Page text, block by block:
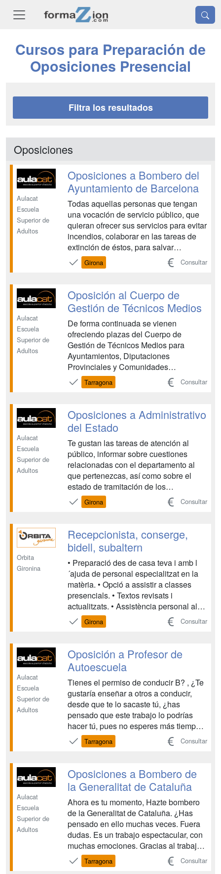
Cursos para Preparación de
Oposiciones Presencial
Filtra los resultados
Oposiciones
Aulacat
Escuela
Superior de
Adultos
Oposiciones a Bombero del
Ayuntamiento de Barcelona
Todas aquellas personas que tengan
una vocación de servicio público, que
quieran ofrecer sus servicios para evitar
incendios, colaborar en las tareas de
extinción de éstos, para salvar
personas atrapadas en pisos, locales,
incendios, accidentes de tráfico etc. . A
conseguir un trabajo bien considerado
por la socieda...
Girona Consultar
Aulacat
Escuela
Superior de
Adultos
Oposición al Cuerpo de
Gestión de Técnicos Medios
De forma continuada se vienen
ofreciendo plazas del Cuerpo de
Gestión de Técnicos Medios para
Ayuntamientos, Diputaciones
Provinciales y Comunidades
Autónomas. No es una convocatoria
nacional que sale una vez al año. La
convocatorias anualmente, y por lo
tanto hay mas posibilidades de
presentarse a diferentes Ayuntami...
Tarragona Consultar
Aulacat
Escuela
Superior de
Adultos
Oposiciones a Administrativo
del Estado
Te gustan las tareas de atención al
público, informar sobre cuestiones
relacionadas con el departamento al
que pertenezcas, así como sobre el
estado de tramitación de los
expedientes, de acuerdo con las
instrucciones recibidas del superior
administrativas elementales con
instrucciones recibidas o normas
existentes....
Girona Consultar
Orbita
Gironina
Recepcionista, conserge,
bidell, subaltern
• Preparació des de casa teva i amb l
´ajuda de personal especialitzat en la
matèria. • Opció a assistir a classes
presencials. • Textos revisats i
actualitzats. • Assistència personal al
centre, o bé seguiment per correu, fax o
telèfon, durant tot el període de
puguin sorgir. • Cada unitat didàcti...
Girona Consultar
Aulacat
Escuela
Superior de
Adultos
Oposición a Profesor de
Autoescuela
Tienes el permiso de conducir B? , ¿Te
gustaría enseñar a otros a conducir,
desde que te lo sacaste tú, ¿has
pensado que este trabajo lo podrías
hacer tú, pues no esperes más tiempo y
decídete ya. Es un trabajo con gran
demanda muy gratificante y muy * bién
Dirección General de Tráfico (desde
Madrid) como el Se...
Tarragona Consultar
Aulacat
Escuela
Superior de
Adultos
Oposiciones a Bombero de
la Generalitat de Cataluña
Ahora es tu momento, Hazte bombero
de la Generalitat de Cataluña. ¿Has
pensado en ello muchas veces. Fuera
dudas. Es un trabajo espectacular, con
muchas emociones. Gracias al trabajo
de los Bomberos muchas personas han
recibido ayuda cuando la necesitaban,
Tarragona Consultar